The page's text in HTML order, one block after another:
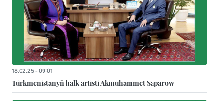
18.02.25 - 09:01
Türkmenistanyň halk artisti Akmuhammet Saparow